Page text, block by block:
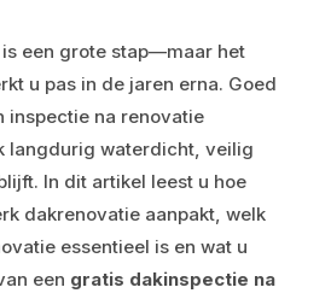
een grote stap—maar het
u pas in de jaren erna. Goed
inspectie na renovatie
langdurig waterdicht, veilig
In dit artikel leest u hoe
dakrenovatie aanpakt, welk
essentieel is en wat u
een gratis dakinspectie na